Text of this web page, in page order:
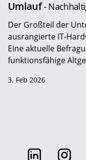
Umlauf-
Der Großteil der
ausrangierte IT-
Eine aktuelle
funktionsfähige
3. Feb 2026